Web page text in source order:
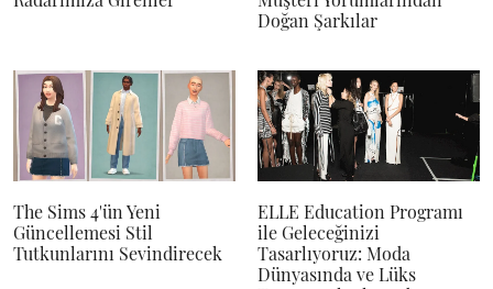
Doğan Şarkılar
The Sims 4'ün Yeni
Güncellemesi Stil
Tutkunlarını Sevindirecek
ELLE Education Programı
ile Geleceğinizi
Tasarlıyoruz: Moda
Dünyasında ve Lüks